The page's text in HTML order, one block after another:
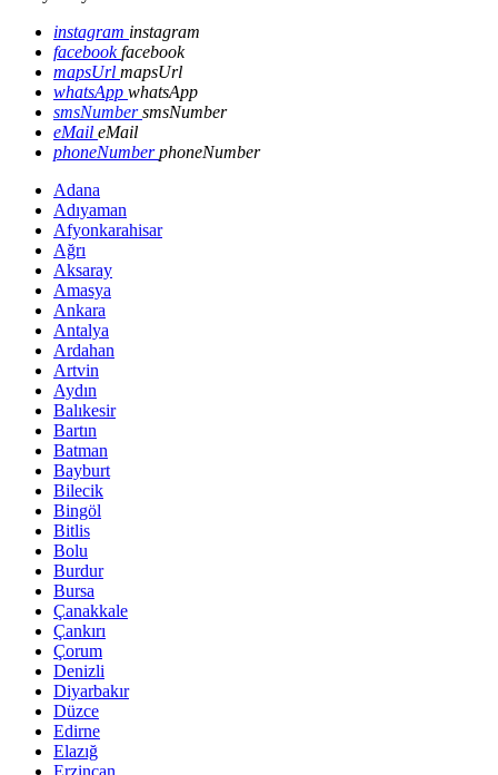
instagram instagram
facebookfacebook
mapsUrl mapsUrl
whatsApp whatsApp
smsNumbersmsNumber
eMail eMail
phoneNumberphoneNumber
Adana
Adıyaman
Afyonkarahisar
Ağrı
Aksaray
Amasya
Ankara
Antalya
Ardahan
Artvin
Aydın
Balıkesir
Bartın
Batman
Bayburt
Bilecik
Bingöl
Bitlis
Bolu
Burdur
Bursa
Çanakkale
Çankırı
Çorum
Denizli
Diyarbakır
Düzce
Edirne
Elazığ
Erzincan